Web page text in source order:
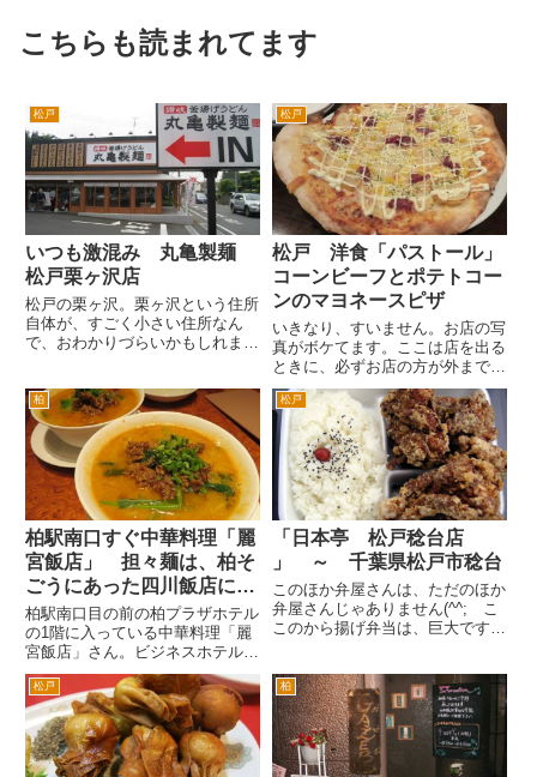
こちらも読まれてます
松戸
いつも激混み 丸亀製麺
松戸栗ヶ沢店
松戸の栗ヶ沢。栗ヶ沢という住所
自体が、すごく小さい住所なん
で、おわかりづらいかもしれませ
むと右へ行くと小金原団地、左へ
いくと常盤平駅という交差点が、
あります。角に田中土建さんとい
う...
松戸
松戸 洋食「パストール」
コーンビーフとポテトコー
ンのマヨネースピザ
いきなり、すいません。お店の写
真がボケてます。ここは店を出る
ときに、必ずお店の方が外まで見
送りに来てくれるので、帰りにお
店の写真を撮れないんです。その
ため、入店前に撮ったんですが、
ダメでしたね。 JR常磐線松戸駅
西口から旧水戸街道を横断して...
柏
柏駅南口すぐ中華料理「麗
宮飯店」 担々麺は、柏そ
ごうにあった四川飯店に近
い味
柏駅南口目の前の柏プラザホテル
の1階に入っている中華料理「麗
宮飯店」さん。ビジネスホテルな
んですが、中華料理は本格的で
す。 前の会社の時に宴会で利
用したことも何度かあったんです
が、宴会は中地下のフロアが宴会
場フロアになっています。 ビ
ー...
松戸
「日本亭 松戸稔台店
」 ～ 千葉県松戸市稔台
このほか弁屋さんは、ただのほか
弁屋さんじゃありません(^^; こ
このから揚げ弁当は、巨大です！
タン麺がうまい「楽山」とボリュ
ームのある中華料理「蘭」があり
ます。その隣のほか弁屋さん...
松戸 柏